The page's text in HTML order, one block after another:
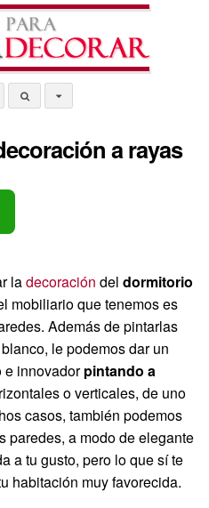
a rayas
ladecoración del dormitorio
mobiliario que tenemos es
Además de pintarlas
le podemos dar un
e innovadorpintando a
o verticales, de uno
casos, también podemos
paredes, a modo de elegante
a tu gusto, pero lo que sí te
habitación muy favorecida.